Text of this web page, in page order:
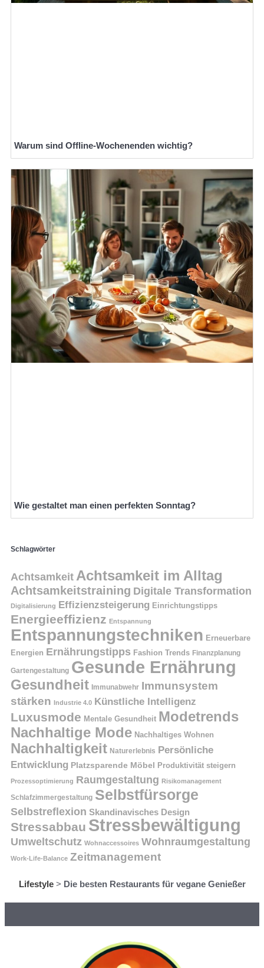
Warum sind Offline-Wochenenden wichtig?
Wie gestaltet man einen perfekten Sonntag?
Schlagwörter
Achtsamkeit Achtsamkeit im Alltag
Achtsamkeitstraining Digitale Transformation
Digitalisierung Effizienzsteigerung Einrichtungstipps
Energieeffizienz Entspannung
Entspannungstechniken Erneuerbare
Energien Ernährungstipps Fashion Trends Finanzplanung
Gartengestaltung Gesunde Ernährung
Gesundheit Immunabwehr Immunsystem
stärken Industrie 4.0 Künstliche Intelligenz
Luxusmode Mentale Gesundheit Modetrends
Nachhaltige Mode Nachhaltiges Wohnen
Nachhaltigkeit Naturerlebnis Persönliche
Entwicklung Platzsparende Möbel Produktivität steigern
Prozessoptimierung Raumgestaltung Risikomanagement
Schlafzimmergestaltung Selbstfürsorge
Selbstreflexion Skandinavisches Design
Stressabbau Stressbewältigung
Umweltschutz Wohnaccessoires Wohnraumgestaltung
Work-Life-Balance Zeitmanagement
Lifestyle> Die besten Restaurants für vegane Genießer